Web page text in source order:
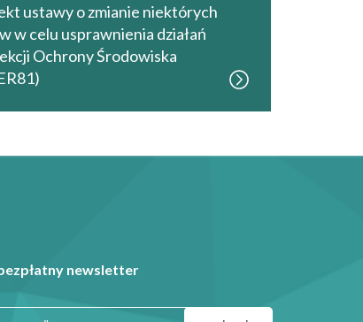
ustawy o zmianie niektórych
w celu usprawnienia działań
Ochrony Środowiska
newsletter